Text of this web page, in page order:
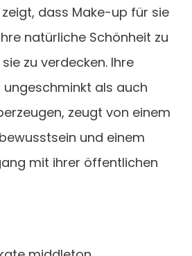
dass Make-up für sie
natürliche Schönheit zu
zu verdecken. Ihre
ungeschminkt als auch
zeugt von einem
und einem
mit ihrer öffentlichen